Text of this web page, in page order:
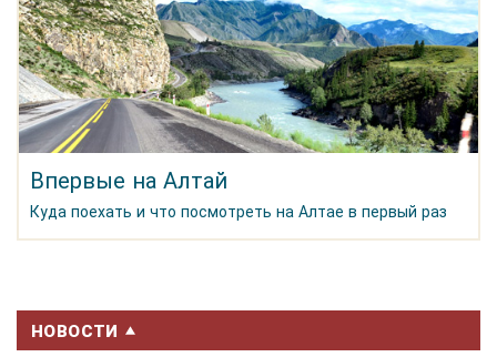
Впервые на Алтай
Куда поехать и что посмотреть на Алтае в первый раз
НОВОСТИ